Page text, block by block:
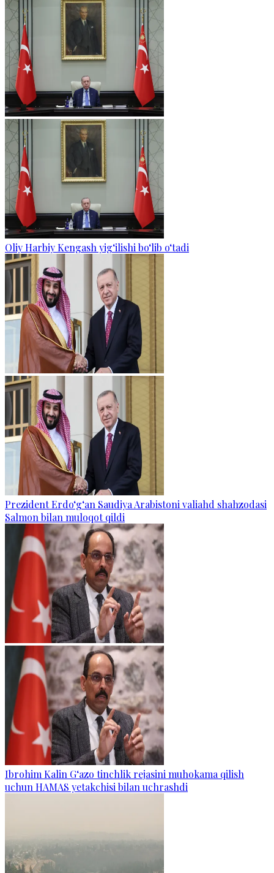
Oliy Harbiy Kengash yig‘ilishi bo‘lib o‘tadi
Prezident Erdo‘g‘an Saudiya Arabistoni valiahd shahzodasi
Salmon bilan muloqot qildi
Ibrohim Kalin G‘azo tinchlik rejasini muhokama qilish
uchun HAMAS yetakchisi bilan uchrashdi